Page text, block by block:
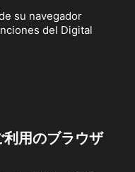
su navegador
del Digital
用のブラウザ